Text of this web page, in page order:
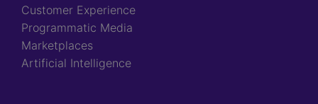
Customer Experience
Programmatic Media
Marketplaces
Artificial Intelligence